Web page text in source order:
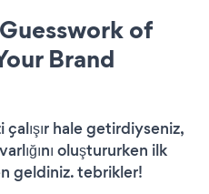
of
Brand
hale getirdiyseniz,
oluştururken ilk
geldiniz. tebrikler!